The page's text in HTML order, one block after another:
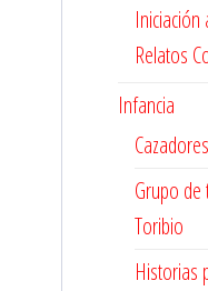
Iniciación
Relatos
Infancia
Grupo
Toribio
Historias